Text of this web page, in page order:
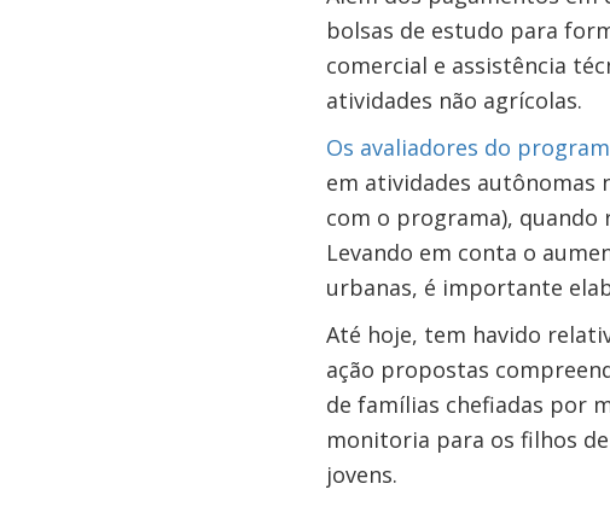
bolsas de estudo para
comercial e assistência
atividades não agrícolas.
Os avaliadores do
em atividades autônomas
com o programa), quando
Levando em conta o
urbanas, é importante
Até hoje, tem havido
ação propostas
de famílias chefiadas por
monitoria para os filhos
jovens.